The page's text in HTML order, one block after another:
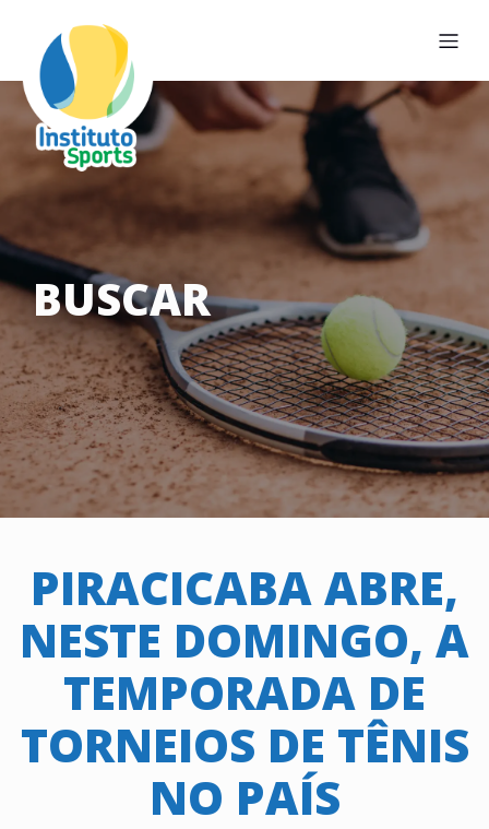
BUSCAR
PIRACICABA ABRE,
NESTE DOMINGO, A
TEMPORADA DE
TORNEIOS DE TÊNIS
NO PAÍS